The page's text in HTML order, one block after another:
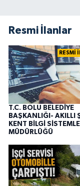
Resmi İlanlar
RESMİ
T.C. BOLU BELEDİYE
BAŞKANLIĞI- AKILLI
KENT BİLGİ
MÜDÜRLÜĞÜ